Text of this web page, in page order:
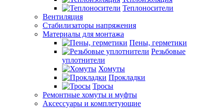
Теплоносители
Вентиляция
Стабилизаторы напряжения
Материалы для монтажа
Пены, герметики
Резьбовые
уплотнители
Хомуты
Прокладки
Тросы
Ремонтные хомуты и муфты
Аксессуары и комплетующие